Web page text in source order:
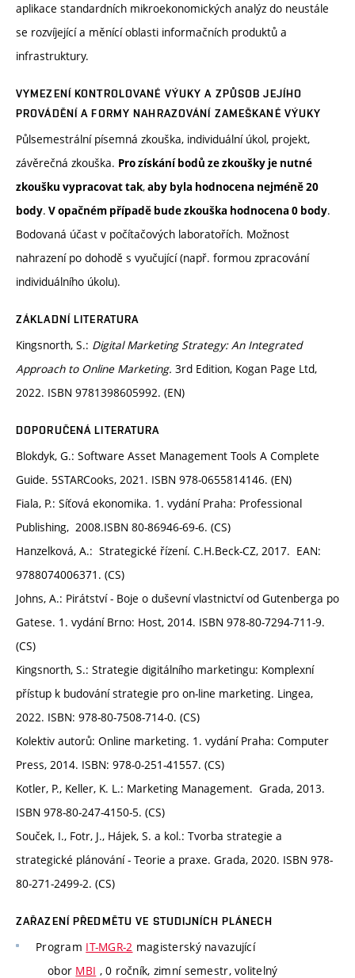
aplikace standardních mikroekonomických analýz do neustále
se rozvíjející a měnící oblasti informačních produktů a
infrastruktury.
VYMEZENÍ KONTROLOVANÉ VÝUKY A ZPŮSOB JEJÍHO
PROVÁDĚNÍ A FORMY NAHRAZOVÁNÍ ZAMEŠKANÉ VÝUKY
Půlsemestrální písemná zkouška, individuální úkol, projekt,
závěrečná zkouška. Pro získání bodů ze zkoušky je nutné
zkoušku vypracovat tak,aby byla hodnocena nejméně 20
body. V opačném případě bude zkouška hodnocena 0 body.
Bodovaná účast v počítačových laboratořích. Možnost
nahrazení po dohodě s vyučující (např. formou zpracování
individuálního úkolu).
ZÁKLADNÍ LITERATURA
Kingsnorth, S.: Digital Marketing Strategy: An Integrated
Approach to Online Marketing. 3rd Edition, Kogan Page Ltd,
2022. ISBN 9781398605992. (EN)
DOPORUČENÁ LITERATURA
Blokdyk, G.: Software Asset Management Tools A Complete
Guide. 5STARCooks, 2021. ISBN 978-0655814146. (EN)
Fiala, P.: Síťová ekonomika. 1. vydání Praha: Professional
Publishing, 2008.ISBN 80-86946-69-6. (CS)
Hanzelková, A.: Strategické řízení. C.H.Beck-CZ, 2017. EAN:
9788074006371. (CS)
Johns, A.: Pirátství - Boje o duševní vlastnictví od Gutenberga po
Gatese. 1. vydání Brno: Host, 2014. ISBN 978-80-7294-711-9.
(CS)
Kingsnorth, S.: Strategie digitálního marketingu: Komplexní
přístup k budování strategie pro on-line marketing. Lingea,
2022. ISBN: 978-80-7508-714-0. (CS)
Kolektiv autorů: Online marketing. 1. vydání Praha: Computer
Press, 2014. ISBN: 978-0-251-41557. (CS)
Kotler, P., Keller, K. L.: Marketing Management. Grada, 2013.
ISBN 978-80-247-4150-5. (CS)
Souček, I., Fotr, J., Hájek, S. a kol.: Tvorba strategie a
strategické plánování - Teorie a praxe. Grada, 2020. ISBN 978-
80-271-2499-2. (CS)
ZAŘAZENÍ PŘEDMĚTU VE STUDIJNÍCH PLÁNECH
Program IT-MGR-2 magisterský navazující
obor MBI , 0 ročník, zimní semestr, volitelný